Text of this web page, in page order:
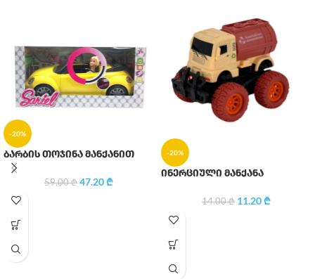
-20%
ბარბის თოჯინა მანქანით
59.00₾ 47.20₾
-20%
ინერციული მანქანა
14.00₾ 11.20₾